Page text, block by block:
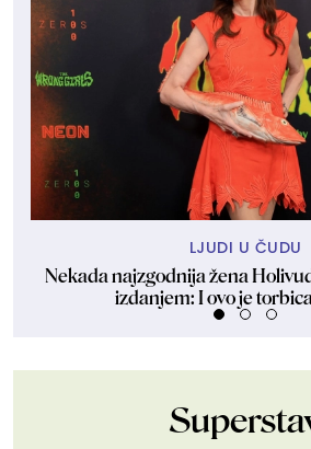
LJUDI U ČUDU
Nekada najzgodnija žena
izdanjem: I ovo je